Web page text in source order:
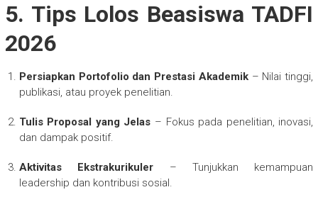
5. Tips Lolos Beasiswa TADFI
2026
Persiapkan Portofolio dan Prestasi Akademik– Nilai tinggi,
publikasi, atau proyek penelitian.
Tulis Proposal yang Jelas – Fokus pada penelitian, inovasi,
dan dampak positif.
Aktivitas Ekstrakurikuler – Tunjukkan kemampuan
leadership dan kontribusi sosial.